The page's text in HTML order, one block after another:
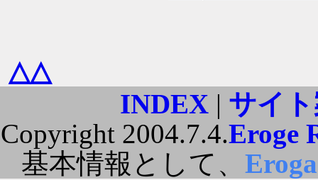
△△
INDEX| サイ
Copyright 2004.7.4.Eroge
基本情報として、